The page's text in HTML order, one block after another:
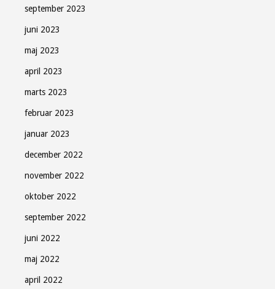
september 2023
juni 2023
maj 2023
april 2023
marts 2023
februar 2023
januar 2023
december 2022
november 2022
oktober 2022
september 2022
juni 2022
maj 2022
april 2022